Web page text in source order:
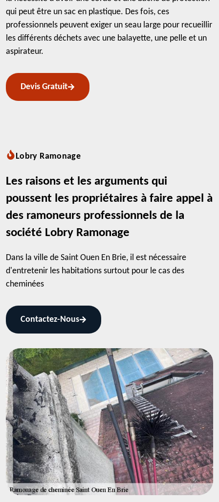
qui peut être un sac en plastique. Des fois, ces
professionnels peuvent exiger un seau large pour recueillir
les différents déchets avec une balayette, une pelle et un
aspirateur.
Devis Gratuit
Lobry Ramonage
Les raisons et les arguments qui
poussent les propriétaires à faire appel à
des ramoneurs professionnels de la
société Lobry Ramonage
Dans la ville de Saint Ouen En Brie, il est nécessaire
d'entretenir les habitations surtout pour le cas des
cheminées
Contactez-Nous